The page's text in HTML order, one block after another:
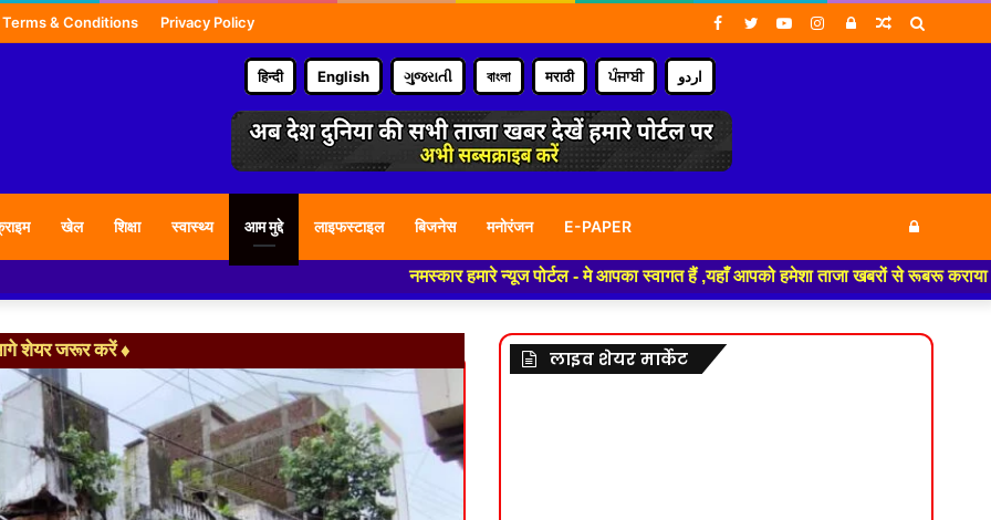
Terms & Conditions Privacy Policy Random
Log
Instagram
YouTube
Twitter
Facebook
हिन्दी English ગુજરાતી বাংলা मराठी ਪੰਜਾਬੀ اردو
खेल शिक्षा स्वास्थ्य आम मुद्दे लाइफस्टाइल बिजनेस मनोरंजन E-PAPER Log
In
नमस्कार हमारे न्यूज पोर्टल - मे आपका स्वागत हैं ,यहाँ आपको हमेशा ताजा खबरों से रूबरू कराया जाएगा ,
शेयर जरूर करें ♦ लाइव शेयर मार्केट